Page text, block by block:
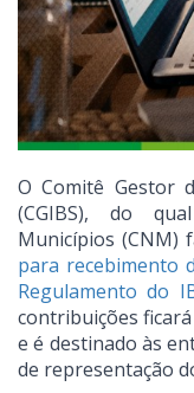
O Comitê Gestor
(CGIBS), do
Municípios (CNM)
para recebimento
Regulamento do
contribuições
e é destinado às
de representação